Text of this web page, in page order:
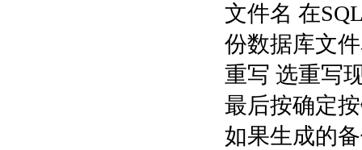
文件名 在
份数据库文
重写 选重写
最后按确定
如果生成的